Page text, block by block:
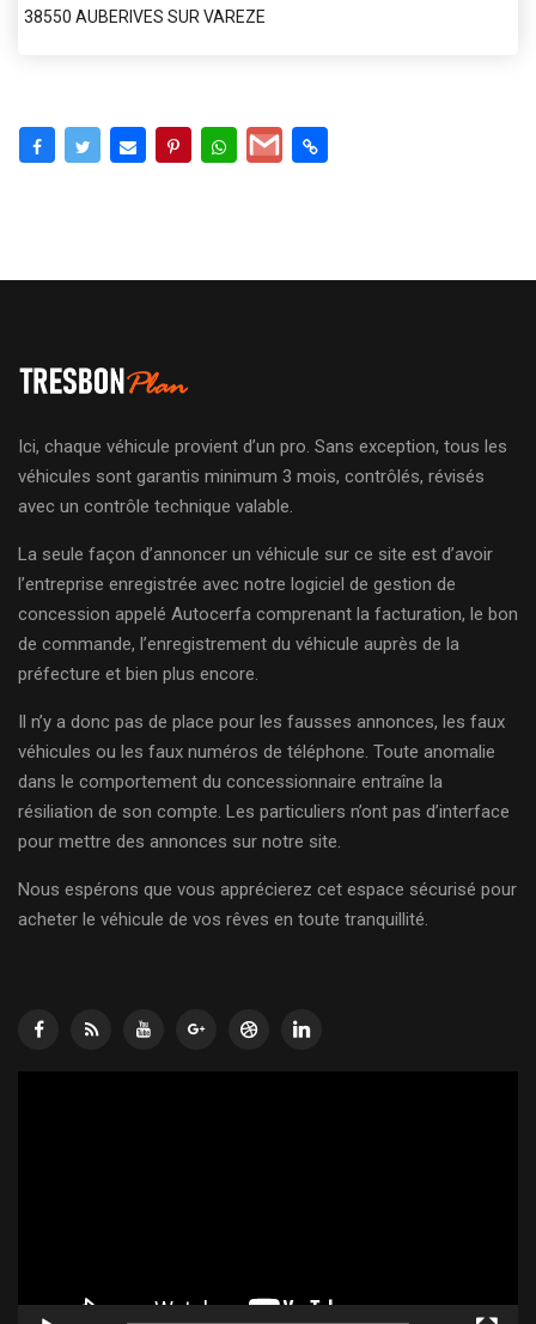
38550 AUBERIVES SUR VAREZE
Ici, chaque véhicule provient d’un pro. Sans exception, tous les
véhicules sont garantis minimum 3 mois, contrôlés, révisés
avec un contrôle technique valable.
La seule façon d’annoncer un véhicule sur ce site est d’avoir
l’entreprise enregistrée avec notre logiciel de gestion de
concession appelé Autocerfa comprenant la facturation, le bon
de commande, l’enregistrement du véhicule auprès de la
préfecture et bien plus encore.
Il n’y a donc pas de place pour les fausses annonces, les faux
véhicules ou les faux numéros de téléphone. Toute anomalie
dans le comportement du concessionnaire entraîne la
résiliation de son compte. Les particuliers n’ont pas d’interface
pour mettre des annonces sur notre site.
Nous espérons que vous apprécierez cet espace sécurisé pour
acheter le véhicule de vos rêves en toute tranquillité.